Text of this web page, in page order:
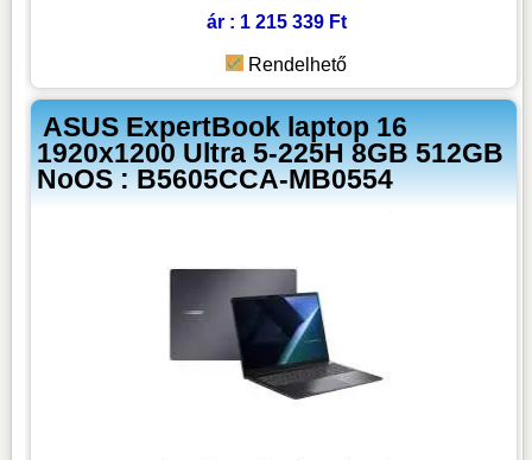
ár : 1 215 339 Ft
Rendelhető
ASUS ExpertBook laptop 16
1920x1200 Ultra 5-225H 8GB 512GB
NoOS : B5605CCA-MB0554